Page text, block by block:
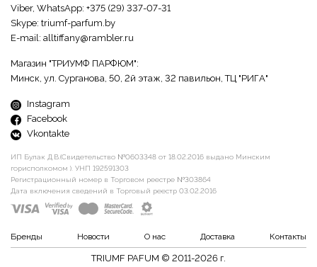
Viber, WhatsApp: +375 (29) 337-07-31
Skype: triumf-parfum.by
E-mail: alltiffany@rambler.ru
Магазин "ТРИУМФ ПАРФЮМ":
Минск, ул. Сурганова, 50, 2й этаж, 32 павильон, ТЦ "РИГА"
Instagram
Facebook
Vkontakte
ИП Булак Д.В.(Свидетельство №0603348 от 18.02.2016 выдано Минским
горисполкомом ). УНП 192591303
Регистрационный номер в Торговом реестре №303864
Дата включения сведений в Торговый реестр 03.02.2016
Бренды Новости О нас Доставка Контакты
TRIUMF PAFUM © 2011-2026 г.